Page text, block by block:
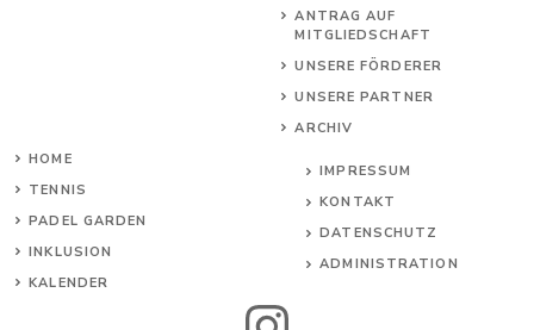
ANTRAG AUF
MITGLIEDSCHAFT
UNSERE FÖRDERER
UNSERE PARTNER
ARCHIV
HOME
TENNIS
PADEL GARDEN
INKLUSION
KALENDER
IMPRESSUM
KONTAKT
DATENSCHUTZ
ADMINISTRATION